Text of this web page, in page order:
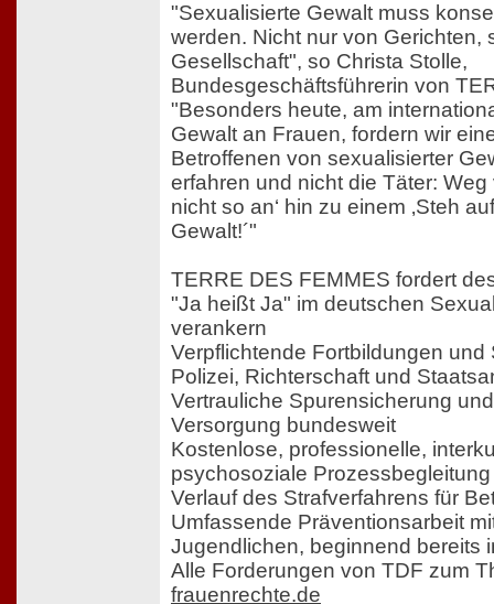
"Sexualisierte Gewalt muss
werden. Nicht nur von Gerichten,
Gesellschaft", so Christa Stolle,
Bundesgeschäftsführerin von
"Besonders heute, am
Gewalt an Frauen, fordern wir
Betroffenen von sexualisierter
erfahren und nicht die Täter: Weg
nicht so an‘ hin zu einem ‚Steh
Gewalt!´"
TERRE DES FEMMES fordert
"Ja heißt Ja" im deutschen
verankern
Verpflichtende Fortbildungen und
Polizei, Richterschaft und
Vertrauliche Spurensicherung
Versorgung bundesweit
Kostenlose, professionelle,
psychosoziale
Verlauf des Strafverfahrens für
Umfassende Präventionsarbeit
Jugendlichen, beginnend bereits
Alle Forderungen von TDF zum
frauenrechte.de